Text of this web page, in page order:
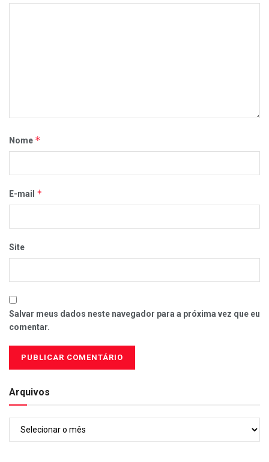
Nome *
E-mail *
Site
Salvar meus dados neste navegador para a próxima vez que eu
comentar.
Arquivos
Arquivos